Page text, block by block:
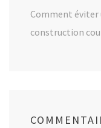
Comment éviter
construction